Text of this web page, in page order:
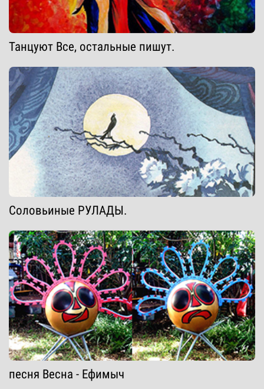
Танцуют Все, остальные пишут.
Соловьиные РУЛАДЫ.
песня Весна - Ефимыч